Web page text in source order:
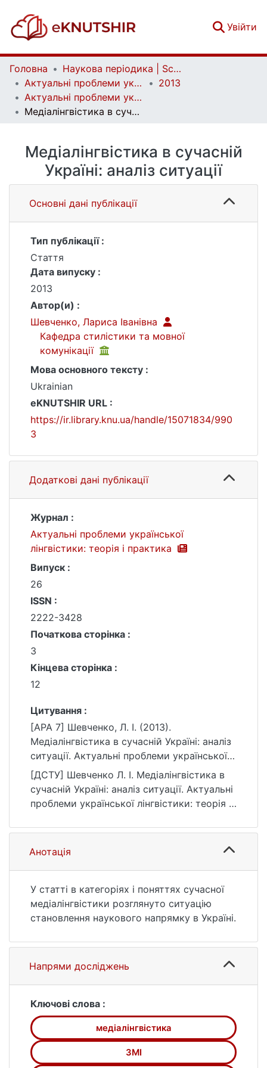
Увійти
Головна
Наукова періодика | Scientific periodicals
Актуальні проблеми української лінгвістики: теорія і практика | Current issues of Ukrainian linguistics: theory and practice
2013
Актуальні проблеми української лінгвістики: теорія і практика. Вип. 26
Медіалінгвістика в сучасній Україні: аналіз ситуації
Медіалінгвістика в сучасній
Україні: аналіз ситуації
Основні дані публікації
Тип публікації :
Стаття
Дата випуску :
2013
Автор(и) :
Шевченко, Лариса Іванівна
Кафедра стилістики та мовної
комунікації
Мова основного тексту :
Ukrainian
eKNUTSHIR URL :
https://ir.library.knu.ua/handle/15071834/990
3
Додаткові дані публікації
Журнал :
Актуальні проблеми української
лінгвістики: теорія і практика
Випуск :
26
ISSN :
2222-3428
Початкова сторінка :
3
Кінцева сторінка :
12
Цитування :
[APA 7] Шевченко, Л. І. (2013).
Медіалінгвістика в сучасній Україні: аналіз
ситуації. Актуальні проблеми української
лінгвістики: теорія і практика, (26), 3–12.
https://ir.library.knu.ua/handle/15071834/990
3
[ДСТУ] Шевченко Л. І. Медіалінгвістика в
сучасній Україні: аналіз ситуації. Актуальні
проблеми української лінгвістики: теорія і
https://ir.library.knu.ua/handle/15071834/990
3 (дата звернення: 26.07.2026).
Анотація
У статті в категоріях і поняттях сучасної
медіалінгвістики розглянуто ситуацію
становлення наукового напрямку в Україні.
Напрями досліджень
Ключові слова :
медіалінгвістика
ЗМІ